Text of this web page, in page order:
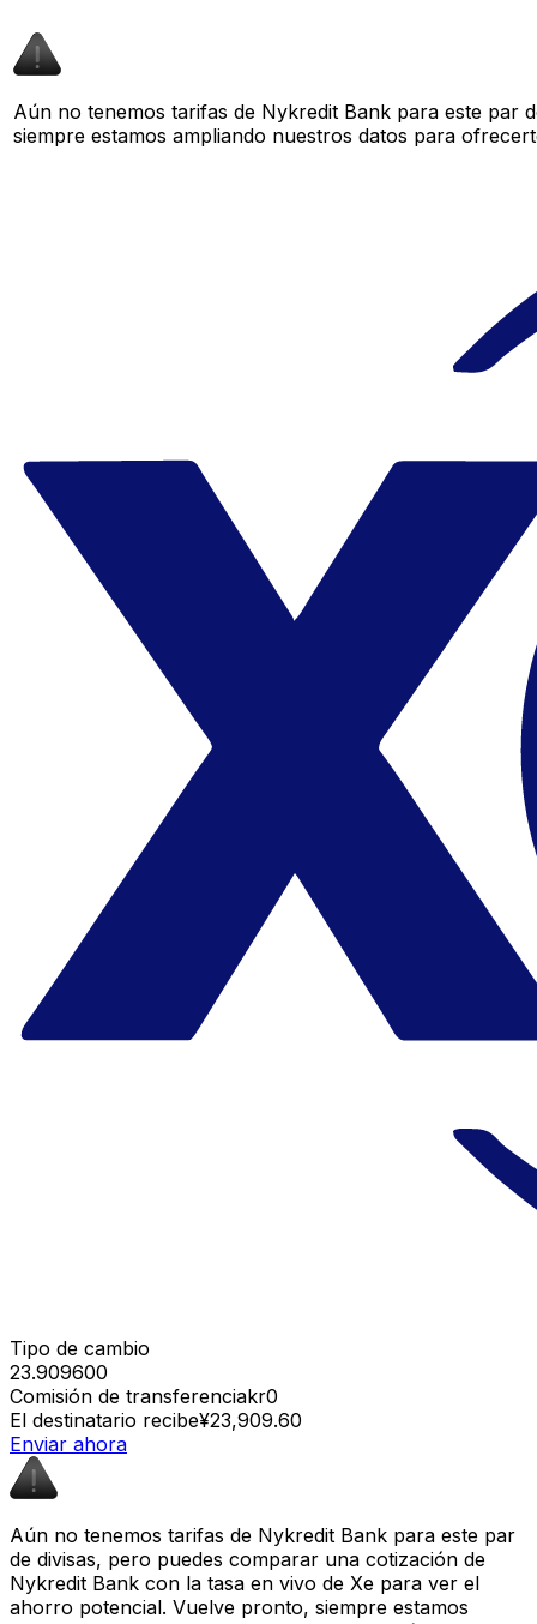
Aún no tenemos tarifas de Nykredit Bank para este par
siempre estamos ampliando nuestros datos para
Tipo de cambio
23.909600
Comisión de transferenciakr0
El destinatario recibe¥23,909.60
Enviar ahora
Aún no tenemos tarifas de Nykredit Bank para este par
de divisas, pero puedes comparar una cotización de
Nykredit Bank con la tasa en vivo de Xe para ver el
ahorro potencial. Vuelve pronto, siempre estamos